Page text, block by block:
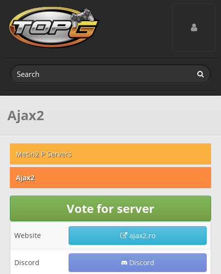
Toggle
Ajax2
Metin2 P Servers
Ajax2
Vote for server
Website ajax2.ro
Discord Discord